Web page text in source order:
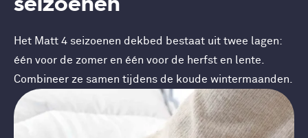
seizoenen
Het Matt 4 seizoenen dekbed bestaat uit twee lagen:
één voor de zomer en één voor de herfst en lente.
Combineer ze samen tijdens de koude wintermaanden.